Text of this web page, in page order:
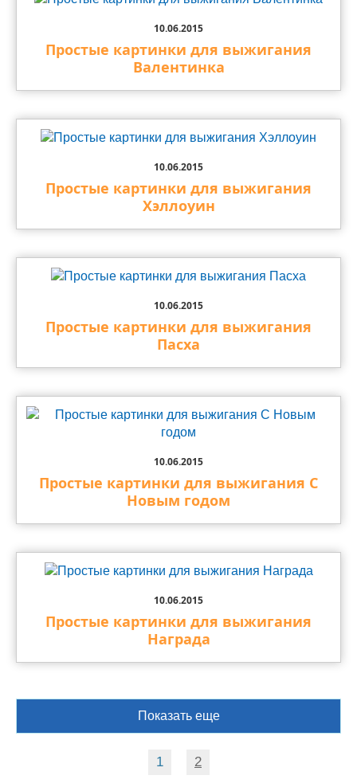
10.06.2015
Простые картинки для выжигания
Валентинка
10.06.2015
Простые картинки для выжигания
Хэллоуин
10.06.2015
Простые картинки для выжигания
Пасха
10.06.2015
Простые картинки для выжигания С
Новым годом
10.06.2015
Простые картинки для выжигания
Награда
Показать еще
1 2